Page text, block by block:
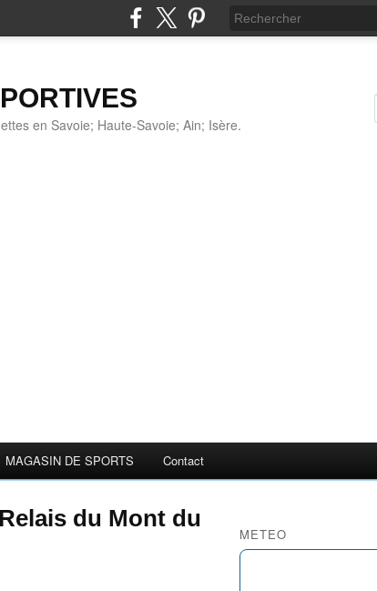
en Savoie; Haute-Savoie; Ain; Isère.
MAGASIN DE SPORTS Contact
du Mont du
METEO